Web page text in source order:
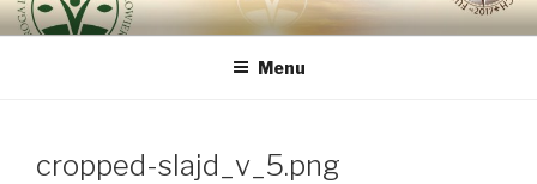
Przeskocz
do
DROGA INTEGRALNEJ
ODNOWY CZŁOWIEKA VIA
bo najważniejszy jest Człowiek
Menu
cropped-slajd_v_5.png